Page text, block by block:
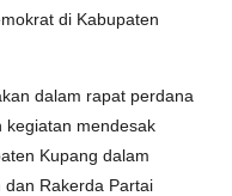
di Kabupaten
dalam rapat perdana
kegiatan mendesak
Kupang dalam
Rakerda Partai